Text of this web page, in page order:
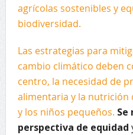
agrícolas sostenibles y
biodiversidad.
Las estrategias para
cambio climático deben
centro, la necesidad de
alimentaria y la nutrición
y los niños pequeños. Se
perspectiva de equidad